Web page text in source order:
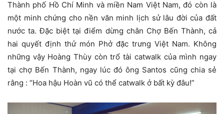
Thành phố Hồ Chí Minh và miền Nam Việt Nam, đó còn là
một minh chứng cho nền văn minh lịch sử lâu đời của đất
nước ta. Đặc biệt tại điểm dừng chân Chợ Bến Thành, cả
hai quyết định thử món Phở đặc trưng Việt Nam. Không
những vậy Hoàng Thùy còn trổ tài catwalk của mình ngay
tại chợ Bến Thành, ngay lúc đó ông Santos cũng chia sẻ
rằng : “Hoa hậu Hoàn vũ có thể catwalk ở bất kỳ đâu!”